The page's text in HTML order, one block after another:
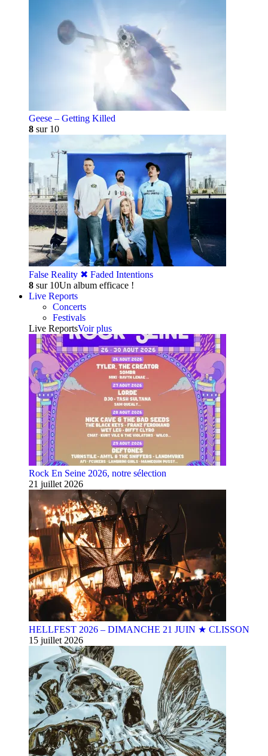
Geese – Getting Killed
8 sur 10
False Reality ✖︎ Faded Intentions
8 sur 10Un album efficace !
Live Reports
Concerts
Festivals
Live ReportsVoir plus
Rock En Seine 2026, notre sélection
21 juillet 2026
HELLFEST 2026 – DIMANCHE 21 JUIN ★ CLISSON
15 juillet 2026